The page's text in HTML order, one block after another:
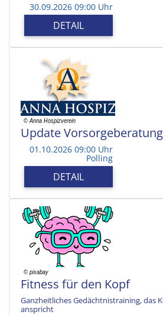
30.09.2026 09:00 Uhr
DETAIL
Update Vorsorgeberatung
01.10.2026 09:00 Uhr
Polling
DETAIL
Fitness für den Kopf
Ganzheitliches Gedächtnistraining, das
anspricht